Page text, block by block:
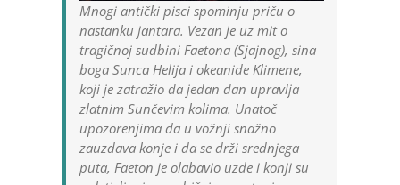
Mnogi antički pisci spominju priču o
nastanku jantara. Vezan je uz mit o
tragičnoj sudbini Faetona (Sjajnog), sina
boga Sunca Helija i okeanide Klimene,
koji je zatražio da jedan dan upravlja
zlatnim Sunčevim kolima. Unatoč
upozorenjima da u vožnji snažno
zauzdava konje i da se drži srednjega
puta, Faeton je olabavio uzde i konji su